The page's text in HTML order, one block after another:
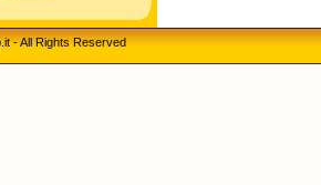
- All Rights Reserved